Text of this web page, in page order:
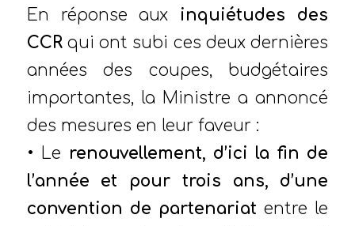
En réponse aux inquiétudes des
CCRqui ont subi ces deux dernières
années des coupes, budgétaires
importantes, la Ministre a annoncé
des mesures en leur faveur :
• Le renouvellement, d’ici la fin de
l’année et pour trois ans, d’une
convention de partenariat entre le